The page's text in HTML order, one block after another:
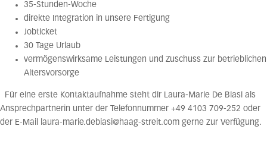
35-Stunden-Woche
direkte Integration in unsere Fertigung
Jobticket
30 Tage Urlaub
vermögenswirksame Leistungen und Zuschuss zur betrieblichen
Altersvorsorge
Ansprechpartnerin unter der Telefonnummer +49 4103 709-252 oder
der E-Mail laura-marie.debiasi@haag-streit.com gerne zur Verfügung.